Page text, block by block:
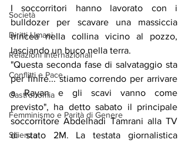
Società
Diritti Umani
Relazioni Internazionali
Conflitti e Pace
Gastronomia
Femminismo e Parità di Genere
Scienza
I soccorritori hanno lavorato con i
bulldozer per scavare una massiccia
trincea nella collina vicino al pozzo,
lasciando un buco nella terra.
"Questa seconda fase di salvataggio sta
per finire... stiamo correndo per arrivare
a Rayan e gli scavi vanno come
previsto", ha detto sabato il principale
soccorritore Abdelhadi Tamrani alla TV
di stato 2M. La testata giornalistica